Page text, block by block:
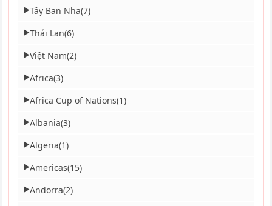
▶Tây Ban Nha(7)
▶Thái Lan(6)
▶Việt Nam(2)
▶Africa(3)
▶Africa Cup of Nations(1)
▶Albania(3)
▶Algeria(1)
▶Americas(15)
▶Andorra(2)